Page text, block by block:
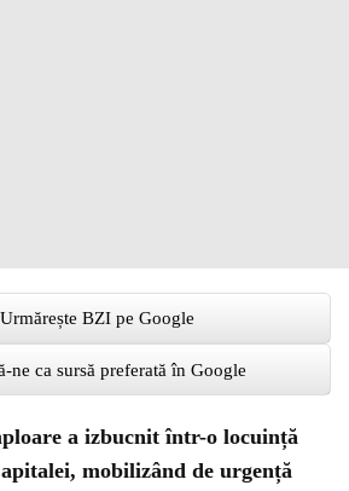
Urmărește BZI pe Google
ne ca sursă preferată în Google
a izbucnit într-o locuință
mobilizând de urgență